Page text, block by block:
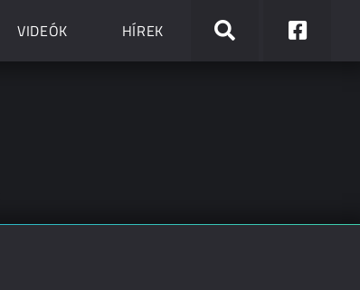
VIDEÓK HÍREK